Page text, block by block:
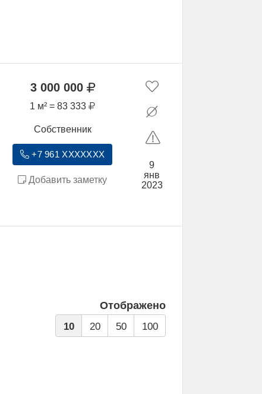
3 000 000
1 м² = 83 333
Собственник
+7 961 XXXXXXX
Добавить заметку
9
янв
2023
Отображено
10 20 50 100